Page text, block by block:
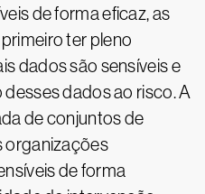
de forma eficaz, as
ter pleno
dados são sensíveis e
dados ao risco. A
de conjuntos de
organizações
de forma